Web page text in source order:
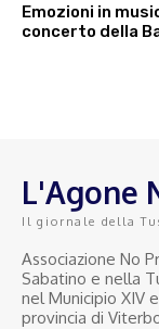
Emozioni in
concerto della
L'Agone
Il giornale della
Associazione No
Sabatino e nella
nel Municipio XIV
provincia di